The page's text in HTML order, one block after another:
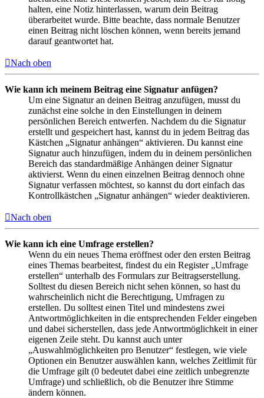
halten, eine Notiz hinterlassen, warum dein Beitrag
überarbeitet wurde. Bitte beachte, dass normale Benutzer
einen Beitrag nicht löschen können, wenn bereits jemand
darauf geantwortet hat.
Nach oben
Wie kann ich meinem Beitrag eine Signatur anfügen?
Um eine Signatur an deinen Beitrag anzufügen, musst du
zunächst eine solche in den Einstellungen in deinem
persönlichen Bereich entwerfen. Nachdem du die Signatur
erstellt und gespeichert hast, kannst du in jedem Beitrag das
Kästchen „Signatur anhängen“ aktivieren. Du kannst eine
Signatur auch hinzufügen, indem du in deinem persönlichen
Bereich das standardmäßige Anhängen deiner Signatur
aktivierst. Wenn du einen einzelnen Beitrag dennoch ohne
Signatur verfassen möchtest, so kannst du dort einfach das
Kontrollkästchen „Signatur anhängen“ wieder deaktivieren.
Nach oben
Wie kann ich eine Umfrage erstellen?
Wenn du ein neues Thema eröffnest oder den ersten Beitrag
eines Themas bearbeitest, findest du ein Register „Umfrage
erstellen“ unterhalb des Formulars zur Beitragserstellung.
Solltest du diesen Bereich nicht sehen können, so hast du
wahrscheinlich nicht die Berechtigung, Umfragen zu
erstellen. Du solltest einen Titel und mindestens zwei
Antwortmöglichkeiten in die entsprechenden Felder eingeben
und dabei sicherstellen, dass jede Antwortmöglichkeit in einer
eigenen Zeile steht. Du kannst auch unter
„Auswahlmöglichkeiten pro Benutzer“ festlegen, wie viele
Optionen ein Benutzer auswählen kann, welches Zeitlimit für
die Umfrage gilt (0 bedeutet dabei eine zeitlich unbegrenzte
Umfrage) und schließlich, ob die Benutzer ihre Stimme
ändern können.